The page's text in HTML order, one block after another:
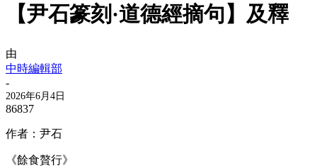
【尹石篆刻·道德經摘句】及釋
由
中時編輯部
-
2026年6月4日
86837
作者：尹石
《餘食贅行》